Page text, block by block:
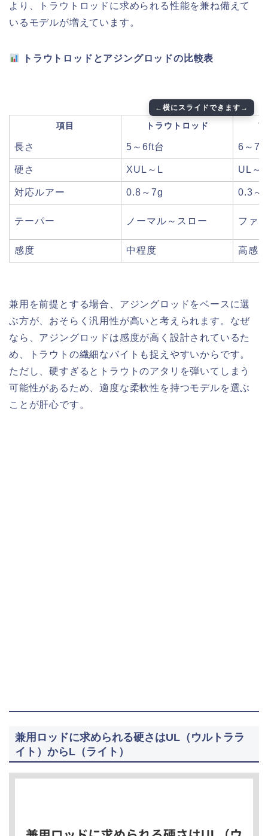
より、トラウトロッドに求められる性能を兼ね備えて
いるモデルが増えています。
トラウトロッドとアジングロッドの比較表
項目 トラウトロッド
長さ 5～6ft台 6～7ft
硬さ XUL～L UL～
対応ルアー 0.8～7g 0.3～
テーパー ノーマル～スロー ファ
感度 中程度 高感度
兼用を前提とする場合、アジングロッドをベースに選
ぶ方が、おそらく汎用性が高いと考えられます。なぜ
なら、アジングロッドは感度が高く設計されているた
め、トラウトの繊細なバイトも捉えやすいからです。
ただし、硬すぎるとトラウトのアタリを弾いてしまう
可能性があるため、適度な柔軟性を持つモデルを選ぶ
ことが肝心です。
兼用ロッドに求められる硬さはUL（ウルトララ
イト）からL（ライト）